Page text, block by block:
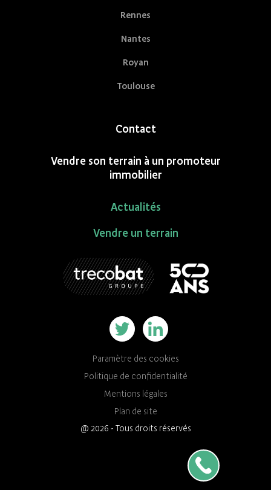
Parlons de votre
Rennes
Nantes
Royan
Toulouse
Contact
Vendre son terrain à un promoteur
immobilier
Actualités
Vendre un terrain
Paramètre des cookies
Politique de confidentialité
Mentions légales
Plan de site
@ 2026 - Tous droits réservés